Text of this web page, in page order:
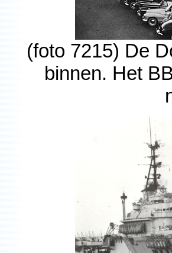
(foto 7215) De
binnen. Het